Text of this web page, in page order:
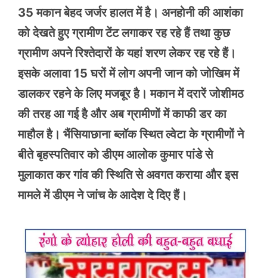
35 मकान बेहद जर्जर हालत में है। अनहोनी की आशंका
को देखते हुए ग्रामीण टेंट लगाकर रह रहे हैं तथा कुछ
ग्रामीण अपने रिश्तेदारों के यहां शरण लेकर रह रहे हैं।
इसके अलावा 15 घरों में लोग अपनी जान को जोखिम में
डालकर रहने के लिए मजबूर है। मकान में दरारें जोशीमठ
की तरह आ गई है और अब ग्रामीणों में काफी डर का
माहौल है। भैंसियाछाना ब्लॉक स्थित ल्वेटा के ग्रामीणों ने
बीते बृहस्पतिवार को डीएम आलोक कुमार पांडे से
मुलाकात कर गांव की स्थिति से अवगत कराया और इस
मामले में डीएम ने जांच के आदेश दे दिए हैं।